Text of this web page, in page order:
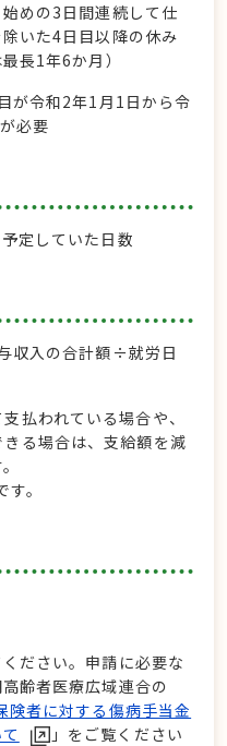
めの3日間連続して仕
いた4日目以降の休み
長1年6か月）
が令和2年1月1日から令
必要
定していた日数
収入の合計額÷就労日
払われている場合や、
る場合は、支給額を減
。
ださい。申請に必要な
齢者医療広域連合の
険者に対する傷病手当金
」をご覧ください